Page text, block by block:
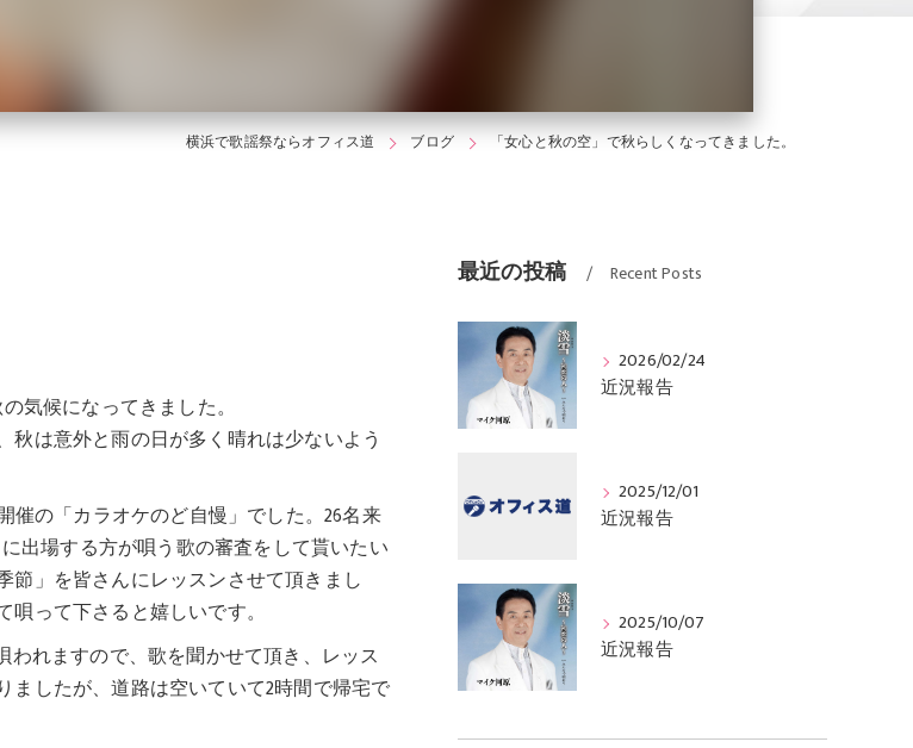
横浜で歌謡祭ならオフィス道 ブログ 「女心と秋の空」で秋らしくなってきました。
気候になってきました。
秋は意外と雨の日が多く晴れは少ないよう
催の「カラオケのど自慢」でした。26名来
出場する方が唄う歌の審査をして貰いたい
節」を皆さんにレッスンさせて頂きまし
って下さると嬉しいです。
れますので、歌を聞かせて頂き、レッス
したが、道路は空いていて2時間で帰宅で
最近の投稿 Recent Posts
2026/02/24
近況報告
2025/12/01
近況報告
2025/10/07
近況報告